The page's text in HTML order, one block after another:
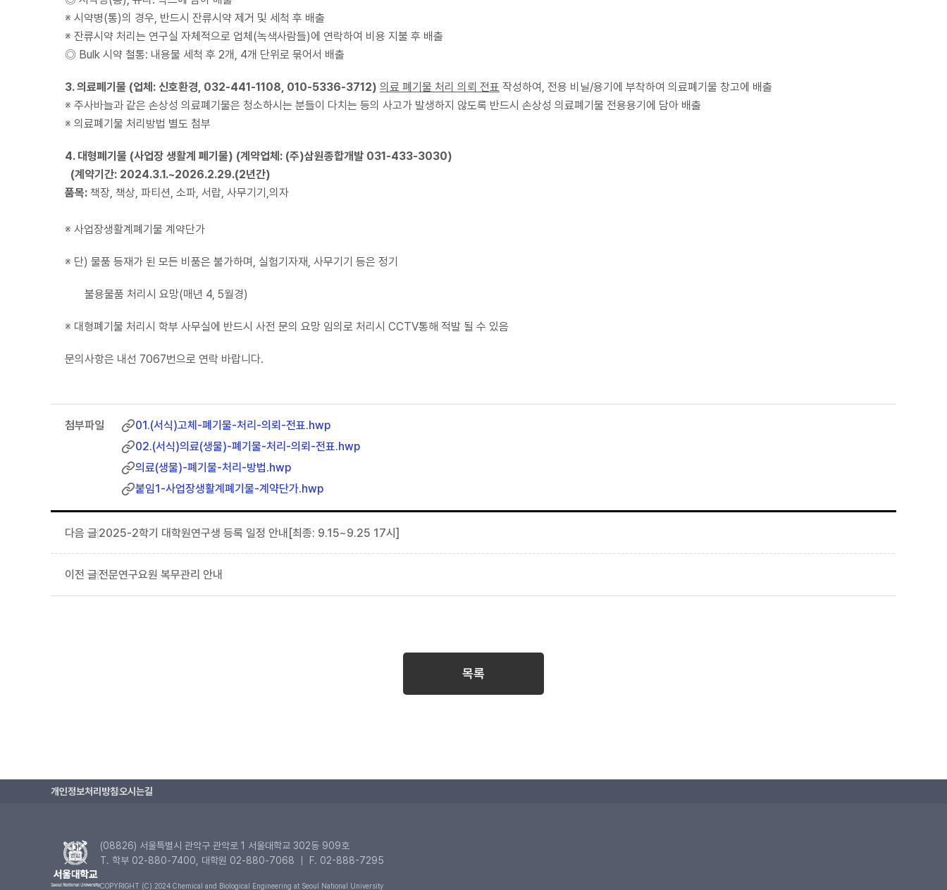
※ 시약병(통)의 경우, 반드시 잔류시약 제거 및 세척 후 배출
※ 잔류시약 처리는 연구실 자체적으로 업체(녹색사람들)에 연락하여 비용 지불 후 배출
◎ Bulk 시약 철통: 내용물 세척 후 2개, 4개 단위로 묶어서 배출
3. 의료폐기물 (업체: 신호환경, 032-441-1108, 010-5336-3712) 의료 폐기물 처리 의뢰 전표 작성하여, 전용 비닐/용기에 부착하여 의료폐기물 창고에 배출
※ 주사바늘과 같은 손상성 의료폐기물은 청소하시는 분들이 다치는 등의 사고가 발생하지 않도록 반드시 손상성 의료폐기물 전용용기에 담아 배출
※ 의료폐기물 처리방법 별도 첨부
4. 대형폐기물 (사업장 생활계 폐기물) (계약업체: (주)삼원종합개발 031-433-3030)
(계약기간: 2024.3.1.~2026.2.29.(2년간)
품목: 책장, 책상, 파티션, 소파, 서랍, 사무기기,의자
※ 사업장생활계폐기물 계약단가
※ 단) 물품 등재가 된 모든 비품은 불가하며, 실험기자재, 사무기기 등은 정기
불용물품 처리시 요망(매년 4, 5월경)
※ 대형폐기물 처리시 학부 사무실에 반드시 사전 문의 요망 임의로 처리시 CCTV통해 적발 될 수 있음
문의사항은 내선 7067번으로 연락 바랍니다.
01.(서식)고체-폐기물-처리-의뢰-전표.hwp
02.(서식)의료(생물)-폐기물-처리-의뢰-전표.hwp
의료(생물)-폐기물-처리-방법.hwp
붙임1-사업장생활계폐기물-계약단가.hwp
2025-2학기 대학원연구생 등록 일정 안내[최종: 9.15~9.25 17시]
전문연구요원 복무관리 안내
목록
개인정보처리방침오시는길
(08826) 서울특별시 관악구 관악로 1 서울대학교 302동 909호
T. 학부 02-880-7400, 대학원 02-880-7068 ｜ F. 02-888-7295
COPYRIGHT (C) 2024 Chemical and Biological Engineering at Seoul National University